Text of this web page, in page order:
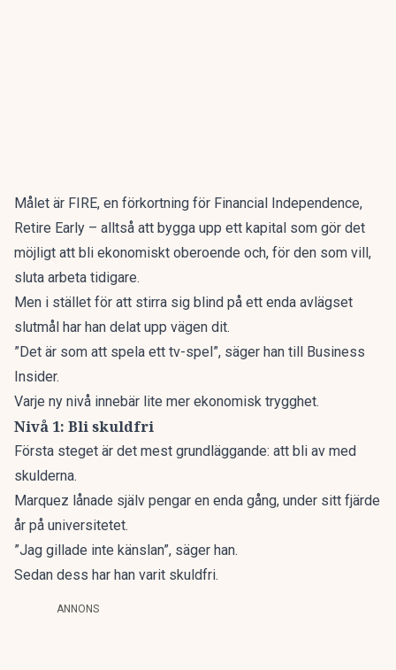
Målet är FIRE, en förkortning för Financial Independence,
Retire Early – alltså att bygga upp ett kapital som gör det
möjligt att bli ekonomiskt oberoende och, för den som vill,
sluta arbeta tidigare.
Men i stället för att stirra sig blind på ett enda avlägset
slutmål har han delat upp vägen dit.
”Det är som att spela ett tv-spel”, säger han till Business
Insider.
Varje ny nivå innebär lite mer ekonomisk trygghet.
Nivå 1: Bli skuldfri
Första steget är det mest grundläggande: att bli av med
skulderna.
Marquez lånade själv pengar en enda gång, under sitt fjärde
år på universitetet.
”Jag gillade inte känslan”, säger han.
Sedan dess har han varit skuldfri.
ANNONS